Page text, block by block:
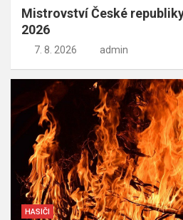
Mistrovství České
2026
7. 8. 2026 admin
HASIČI